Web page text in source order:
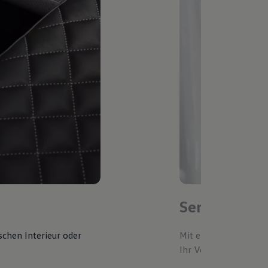
Interieur oder
Service-
Mit einem
Ihr Volkswagen